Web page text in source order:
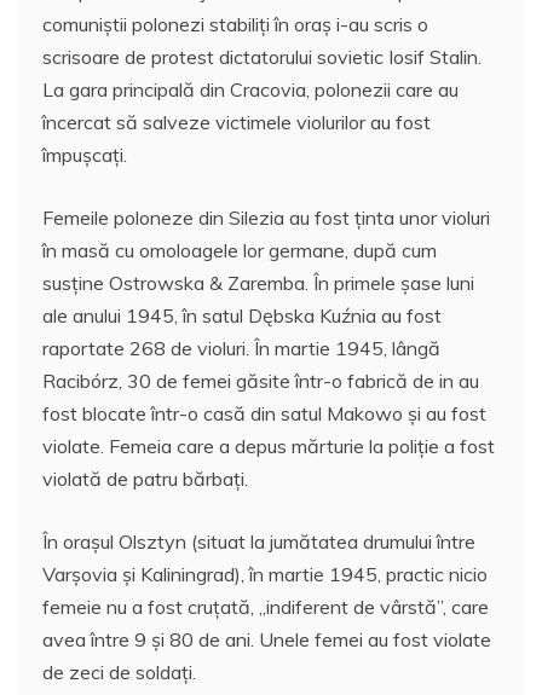
comuniștii polonezi stabiliți în oraș i-au scris o
scrisoare de protest dictatorului sovietic Iosif Stalin.
La gara principală din Cracovia, polonezii care au
încercat să salveze victimele violurilor au fost
împușcați.
Femeile poloneze din Silezia au fost ținta unor violuri
în masă cu omoloagele lor germane, după cum
susține Ostrowska & Zaremba. În primele șase luni
ale anului 1945, în satul Dębska Kuźnia au fost
raportate 268 de violuri. În martie 1945, lângă
Racibórz, 30 de femei găsite într-o fabrică de in au
fost blocate într-o casă din satul Makowo și au fost
violate. Femeia care a depus mărturie la poliție a fost
violată de patru bărbați.
În orașul Olsztyn (situat la jumătatea drumului între
Varșovia și Kaliningrad), în martie 1945, practic nicio
femeie nu a fost cruțată, „indiferent de vârstă”, care
avea între 9 și 80 de ani. Unele femei au fost violate
de zeci de soldați.